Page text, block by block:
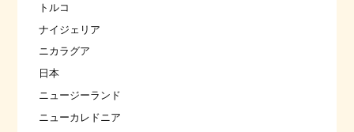
トルコ
ナイジェリア
ニカラグア
日本
ニュージーランド
ニューカレドニア